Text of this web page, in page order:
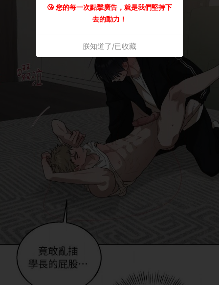
😘 您的每一次點擊廣告，就是我們堅持下
去的動力！
朕知道了/已收藏